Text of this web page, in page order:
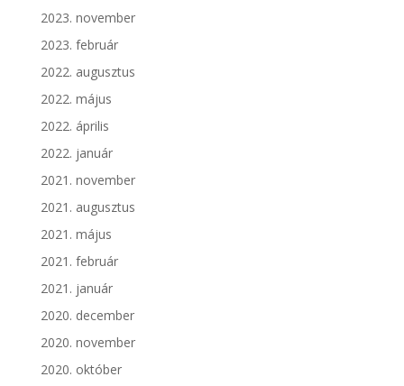
2023. november
2023. február
2022. augusztus
2022. május
2022. április
2022. január
2021. november
2021. augusztus
2021. május
2021. február
2021. január
2020. december
2020. november
2020. október